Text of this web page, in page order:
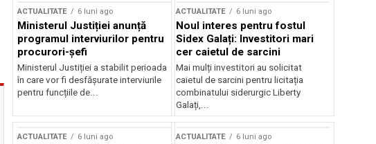
ACTUALITATE 6 luni ago
Ministerul Justiției anunță
programul interviurilor pentru
procurori-șefi
Ministerul Justiției a stabilit perioada
în care vor fi desfășurate interviurile
pentru funcțiile de...
ACTUALITATE 6 luni ago
Noul interes pentru fostul
Sidex Galați: Investitori mari
cer caietul de sarcini
Mai mulți investitori au solicitat
caietul de sarcini pentru licitația
combinatului siderurgic Liberty
Galați,...
ACTUALITATE 6 luni ago ACTUALITATE 6 luni ago